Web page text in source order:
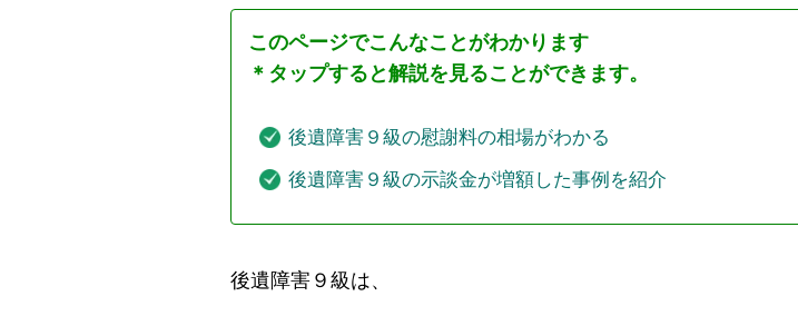
このページでこんなことがわかります
＊タップすると解説を見ることができます。
後遺障害９級の慰謝料の相場がわかる
後遺障害９級の示談金が増額した事例を紹介
後遺障害９級は、